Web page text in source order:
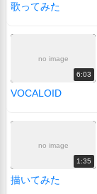
歌ってみた
no image
6:03
VOCALOID
no image
1:35
描いてみた